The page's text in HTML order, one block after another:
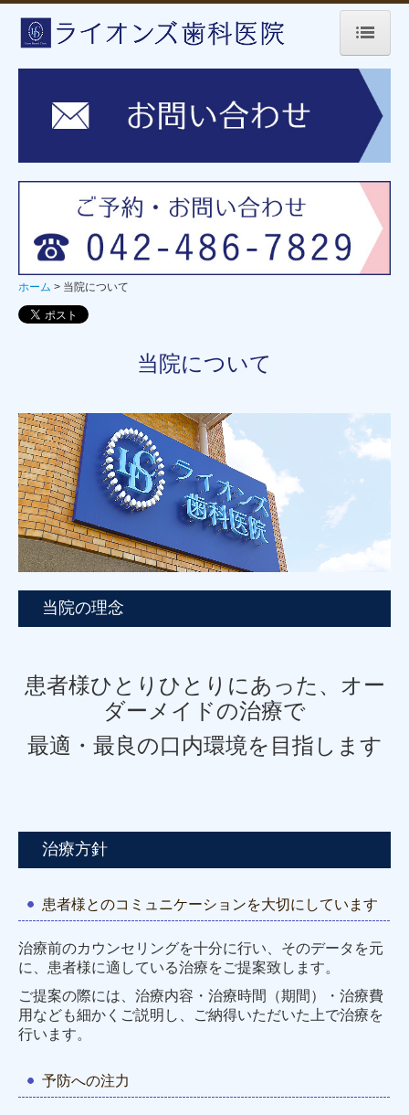
当院について
初めての方へ
診療案内
診療時間・アクセス
お問い合わせ
ホーム 当院について
当院について
当院の理念
患者様ひとりひとりにあった、オー
ダーメイドの治療で
最適・最良の口内環境を目指します
治療方針
患者様とのコミュニケーションを大切にしています
治療前のカウンセリングを十分に行い、そのデータを元
に、患者様に適している治療をご提案致します。
ご提案の際には、治療内容・治療時間（期間）・治療費
用なども細かくご説明し、ご納得いただいた上で治療を
行います。
予防への注力